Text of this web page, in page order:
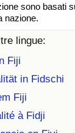
sono basati
nazione.
lingue:
Fiji
in Fidschi
Fiji
à Fidji